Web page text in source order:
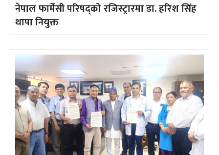
नेपाल फार्मेसी परिषद्को रजिस्ट्रारमा डा. हरिश सिंह
थापा नियुक्त